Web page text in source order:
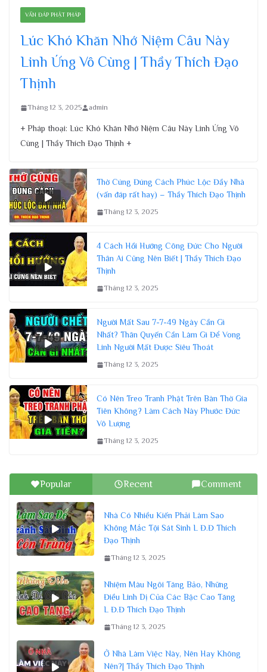
VẤN ĐÁP PHẬT PHÁP
Lúc Khó Khăn Nhớ Niệm Câu Này
Linh Ứng Vô Cùng | Thầy Thích Đạo
Thịnh
Tháng 12 3, 2025 admin
+ Pháp thoại: Lúc Khó Khăn Nhớ Niệm Câu Này Linh Ứng Vô
Cùng | Thầy Thích Đạo Thịnh +
Thờ Cúng Đúng Cách Phúc Lộc Đầy Nhà
(vấn đáp rất hay) – Thầy Thích Đạo Thịnh
Tháng 12 3, 2025
4 Cách Hồi Hướng Công Đức Cho Người
Thân Ai Cũng Nên Biết | Thầy Thích Đạo
Thịnh
Tháng 12 3, 2025
Người Mất Sau 7-7-49 Ngày Cần Gì
Nhất? Thân Quyến Cần Làm Gì Để Vong
Linh Người Mất Được Siêu Thoát
Tháng 12 3, 2025
Có Nên Treo Tranh Phật Trên Bàn Thờ Gia
Tiên Không? Làm Cách Này Phước Đức
Vô Lượng
Tháng 12 3, 2025
Popular Recent Comment
Nhà Có Nhiều Kiến Phải Làm Sao
Không Mắc Tội Sát Sinh L Đ.Đ Thích
Đạo Thịnh
Tháng 12 3, 2025
Nhiệm Màu Ngôi Tăng Bảo, Những
Điều Linh Dị Của Các Bậc Cao Tăng
L Đ.Đ Thích Đạo Thịnh
Tháng 12 3, 2025
Ở Nhà Làm Việc Này, Nên Hay Không
Nên?| Thầy Thích Đạo Thịnh